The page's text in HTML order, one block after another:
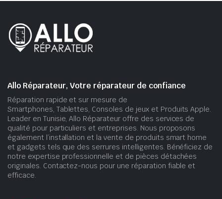
Allo Réparateur, Votre réparateur de confiance
Réparation rapide et sur mesure de
Smartphones, Tablettes, Consoles de jeux et Produits Apple.
Leader en Tunisie, Allo Réparateur offre des services de
qualité pour particuliers et entreprises. Nous proposons
également l’installation et la vente de produits smart home
et gadgets tels que des serrures intelligentes. Bénéficiez de
notre expertise professionnelle et de pièces détachées
originales. Contactez-nous pour une réparation fiable et
efficace.